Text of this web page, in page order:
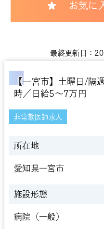
お気に
【一宮市】土曜日/隔
時／日給5～7万円
最終更新日：
非常勤医師求人
所在地
愛知県一宮市
施設形態
病院（一般）